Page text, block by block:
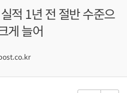
적 1년 전 절반 수준으
게 늘어